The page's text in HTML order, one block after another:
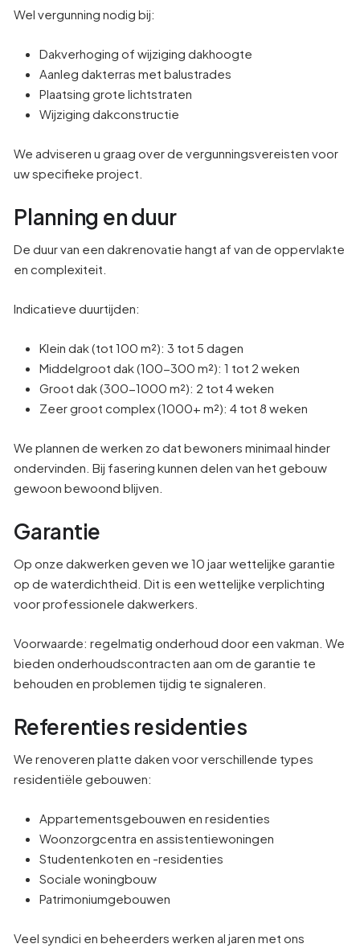
Wel vergunning nodig bij:
Dakverhoging of wijziging dakhoogte
Aanleg dakterras met balustrades
Plaatsing grote lichtstraten
Wijziging dakconstructie
We adviseren u graag over de vergunningsvereisten voor
uw specifieke project.
Planning en duur
De duur van een dakrenovatie hangt af van de oppervlakte
en complexiteit.
Indicatieve duurtijden:
Klein dak (tot 100 m²): 3 tot 5 dagen
Middelgroot dak (100-300 m²): 1 tot 2 weken
Groot dak (300-1000 m²): 2 tot 4 weken
Zeer groot complex (1000+ m²): 4 tot 8 weken
We plannen de werken zo dat bewoners minimaal hinder
ondervinden. Bij fasering kunnen delen van het gebouw
gewoon bewoond blijven.
Garantie
Op onze dakwerken geven we 10 jaar wettelijke garantie
op de waterdichtheid. Dit is een wettelijke verplichting
voor professionele dakwerkers.
Voorwaarde: regelmatig onderhoud door een vakman. We
bieden onderhoudscontracten aan om de garantie te
behouden en problemen tijdig te signaleren.
Referenties residenties
We renoveren platte daken voor verschillende types
residentiële gebouwen:
Appartementsgebouwen en residenties
Woonzorgcentra en assistentiewoningen
Studentenkoten en -residenties
Sociale woningbouw
Patrimoniumgebouwen
Veel syndici en beheerders werken al jaren met ons